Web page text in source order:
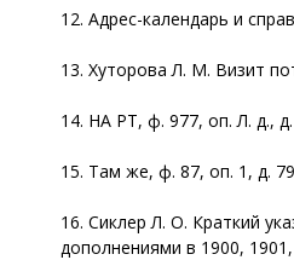
12. Адрес-календарь и
13. Хуторова Л. М. Визит
14. НА РТ, ф. 977, оп. Л. д.,
15. Там же, ф. 87, оп. 1, д.
16. Сиклер Л. О. Краткий
дополнениями в 1900, 1901,